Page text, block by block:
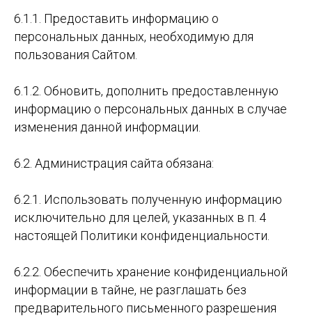
6.1.1. Предоставить информацию о
персональных данных, необходимую для
пользования Сайтом.
6.1.2. Обновить, дополнить предоставленную
информацию о персональных данных в случае
изменения данной информации.
6.2. Администрация сайта обязана:
6.2.1. Использовать полученную информацию
исключительно для целей, указанных в п. 4
настоящей Политики конфиденциальности.
6.2.2. Обеспечить хранение конфиденциальной
информации в тайне, не разглашать без
предварительного письменного разрешения